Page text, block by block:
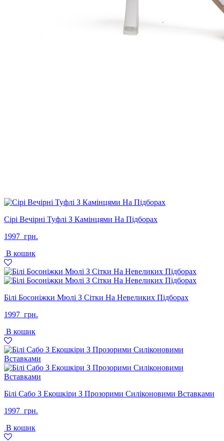
Сірі Вечірні Туфлі З Камінцями На Підборах
1997 грн.
В кошик
Білі Босоніжки Мюлі З Сітки На Невеликих Підборах
1997 грн.
В кошик
Білі Сабо З Екошкіри З Прозорими Силіконовими Вставками
1997 грн.
В кошик